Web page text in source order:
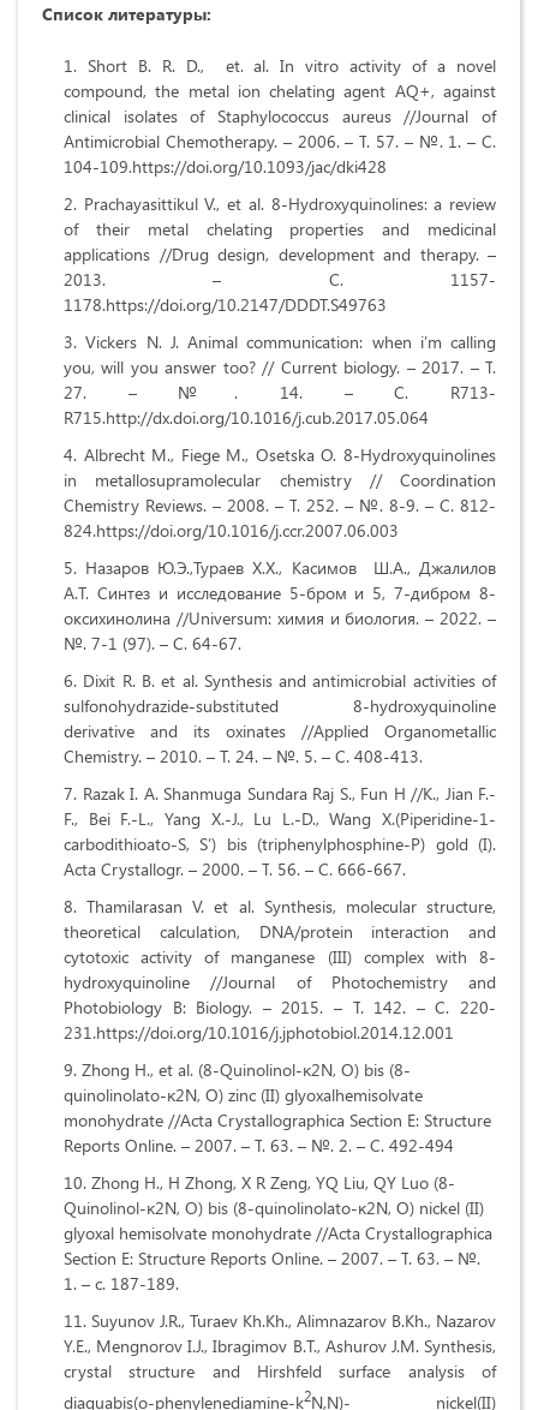
Список литературы:
Short B. R. D., et. al. In vitro activity of a novel
compound, the metal ion chelating agent AQ+, against
clinical isolates of Staphylococcus aureus //Journal of
Antimicrobial Chemotherapy. – 2006. –Т. 57. – №. 1. –С.
104-109.https://doi.org/10.1093/jac/dki428
Prachayasittikul V., et al. 8-Hydroxyquinolines: a review
of their metal chelating properties and medicinal
applications //Drug design, development and therapy. –
2013. – С. 1157-
1178.https://doi.org/10.2147/DDDT.S49763
Vickers N. J. Animal communication: when i’m calling
you, will you answer too? // Current biology. – 2017. – Т.
27. – №. 14. –С. R713-
R715.http://dx.doi.org/10.1016/j.cub.2017.05.064
Albrecht M., Fiege M., Osetska O. 8-Hydroxyquinolines
in metallosupramolecular chemistry // Coordination
Chemistry Reviews. – 2008. – Т. 252. – №. 8-9. – С. 812-
824.https://doi.org/10.1016/j.ccr.2007.06.003
Назаров Ю.Э.,ТураевX.X., Kacимов Ш.А., Джалилов
А.Т. Синтез и исследование 5-бром и 5, 7-дибром 8-
оксихинолина //Universum: химия и биология. – 2022. –
№. 7-1 (97). – С. 64-67.
Dixit R. B. et al. Synthesis and antimicrobial activities of
sulfonohydrazide‐substituted 8‐hydroxyquinoline
derivative and its oxinates //Applied Organometallic
Chemistry. – 2010. – Т. 24. – №. 5. – С. 408-413.
Razak I. A. Shanmuga Sundara Raj S., Fun H //K., Jian F.-
F., Bei F.-L., Yang X.-J., Lu L.-D., Wang X.(Piperidine-1-
carbodithioato-S, S′) bis (triphenylphosphine-P) gold (I).
Acta Crystallogr. – 2000. – Т. 56. – С. 666-667.
Thamilarasan V. et al. Synthesis, molecular structure,
theoretical calculation, DNA/protein interaction and
cytotoxic activity of manganese (III) complex with 8-
hydroxyquinoline //Journal of Photochemistry and
Photobiology B: Biology. – 2015. – Т. 142. –С. 220-
231.https://doi.org/10.1016/j.jphotobiol.2014.12.001
Zhong H., et al. (8-Quinolinol-κ2N, O) bis (8-
quinolinolato-κ2N, O) zinc (II) glyoxalhemisolvate
monohydrate //Acta Crystallographica Section E: Structure
Reports Online. – 2007. – Т. 63. – №. 2. – С. 492-494
Zhong H., H Zhong, X R Zeng, YQ Liu, QY Luo (8-
Quinolinol-κ2N, O) bis (8-quinolinolato-κ2N, O) nickel (II)
glyoxal hemisolvate monohydrate //Acta Crystallographica
Section E: Structure Reports Online. – 2007. – Т. 63. – №.
1. – c. 187-189.
Suyunov J.R., Turaev Kh.Kh., Alimnazarov B.Kh., Nazarov
Y.E., Mengnorov I.J., Ibragimov B.T., Ashurov J.M. Synthesis,
crystal structure and Hirshfeld surface analysis of
diaquabis(o-phenylenediamine-k2N,N)- nickel(II)